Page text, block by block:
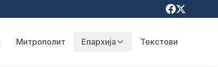
Митрополит Епархија Текстови